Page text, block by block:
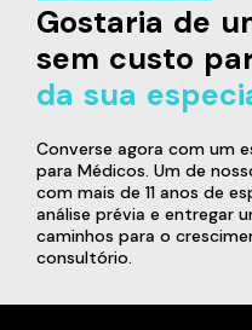
Gostaria de
sem custo
da sua
Converse agora com um
para Médicos. Um de
com mais de 11 anos de
análise prévia e entregar
caminhos para o
consultório.